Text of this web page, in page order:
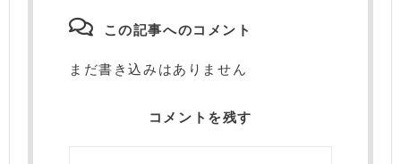
この記事へのコメント
まだ書き込みはありません
コメントを残す